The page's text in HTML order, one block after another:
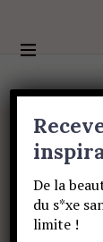
BEAUTÉ
De la
du s*xe
limite !